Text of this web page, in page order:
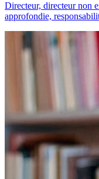
Directeur, directeur non
approfondie,